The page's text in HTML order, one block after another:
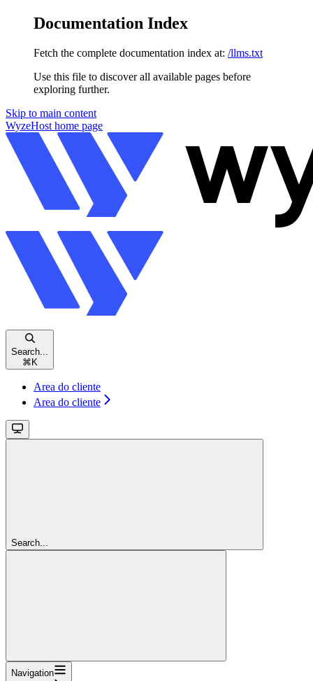
Documentation Index
Fetch the complete documentation index at: /llms.txt
Use this file to discover all available pages before
exploring further.
Skip to main content
WyzeHost home page
Search...
⌘ K
Area do cliente
Area do cliente
Search...
Navigation